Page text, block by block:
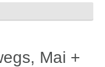
Mai +